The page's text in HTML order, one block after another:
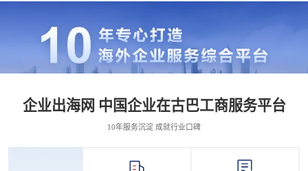
企业出海网 中国企业在古巴工商服务平台
10年服务沉淀 成就行业口碑